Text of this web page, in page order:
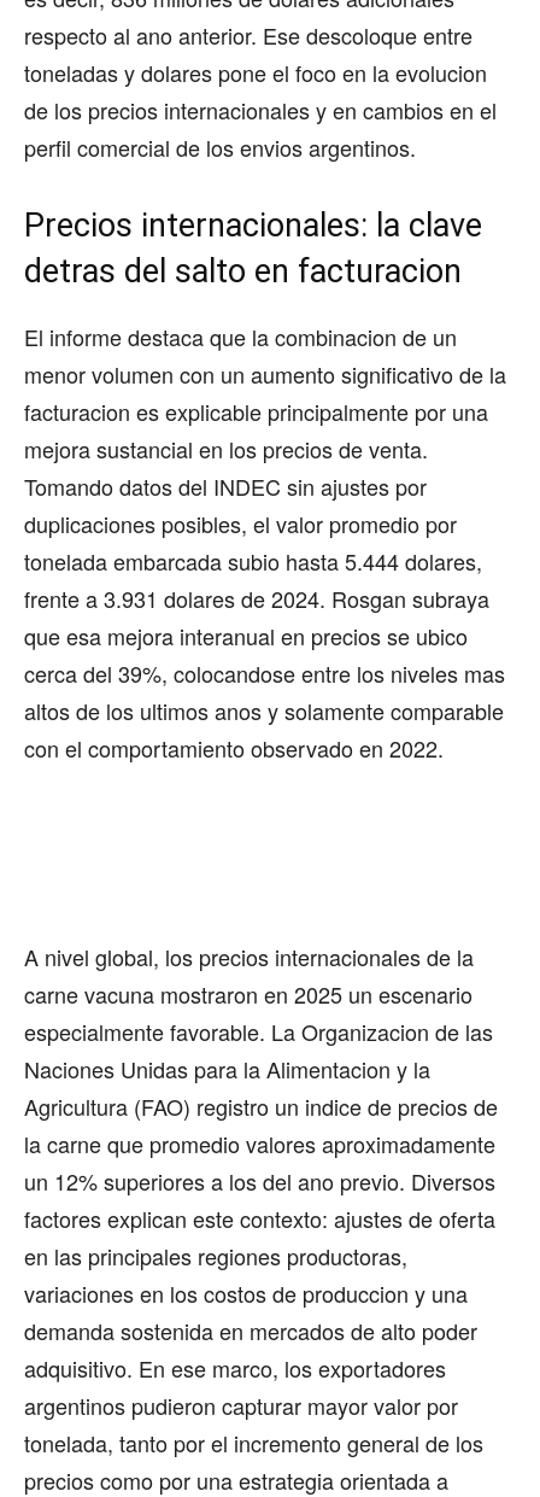
respecto al ano anterior. Ese descoloque entre
toneladas y dolares pone el foco en la evolucion
de los precios internacionales y en cambios en el
perfil comercial de los envios argentinos.
Precios internacionales: la clave
detras del salto en facturacion
El informe destaca que la combinacion de un
menor volumen con un aumento significativo de la
facturacion es explicable principalmente por una
mejora sustancial en los precios de venta.
Tomando datos del INDEC sin ajustes por
duplicaciones posibles, el valor promedio por
tonelada embarcada subio hasta 5.444 dolares,
frente a 3.931 dolares de 2024. Rosgan subraya
que esa mejora interanual en precios se ubico
cerca del 39%, colocandose entre los niveles mas
altos de los ultimos anos y solamente comparable
con el comportamiento observado en 2022.
A nivel global, los precios internacionales de la
carne vacuna mostraron en 2025 un escenario
especialmente favorable. La Organizacion de las
Naciones Unidas para la Alimentacion y la
Agricultura (FAO) registro un indice de precios de
la carne que promedio valores aproximadamente
un 12% superiores a los del ano previo. Diversos
factores explican este contexto: ajustes de oferta
en las principales regiones productoras,
variaciones en los costos de produccion y una
demanda sostenida en mercados de alto poder
adquisitivo. En ese marco, los exportadores
argentinos pudieron capturar mayor valor por
tonelada, tanto por el incremento general de los
precios como por una estrategia orientada a